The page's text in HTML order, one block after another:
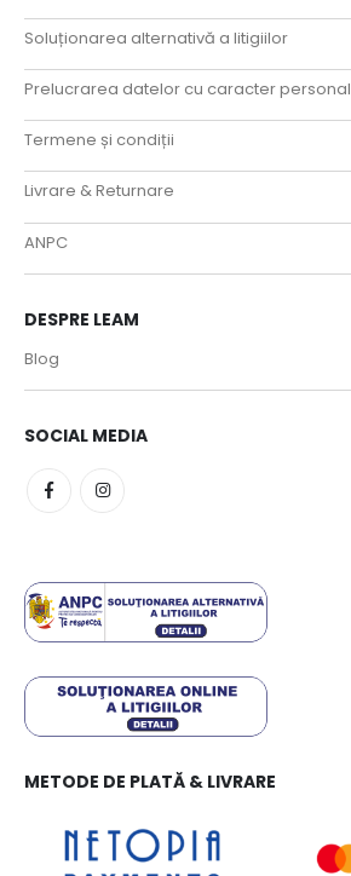
Soluționarea alternativă a litigiilor
Prelucrarea datelor cu caracter personal
Termene și condiții
Livrare & Returnare
ANPC
DESPRE LEAM
Blog
SOCIAL MEDIA
METODE DE PLATĂ & LIVRARE